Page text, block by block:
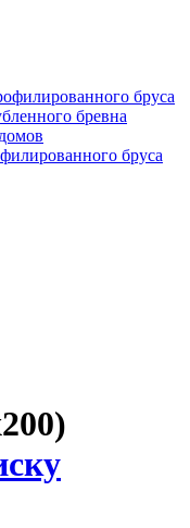
бруса
бревна
бруса